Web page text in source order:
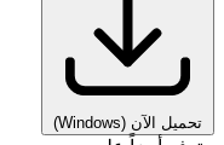
تحميل الآن (Windows)